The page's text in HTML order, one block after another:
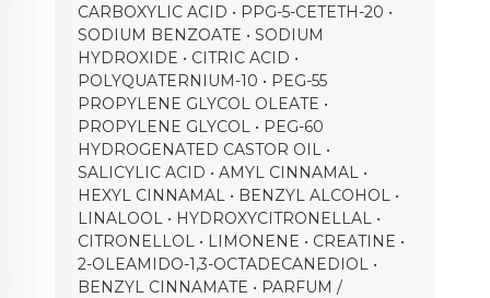
CARBOXYLIC ACID • PPG-5-CETETH-20 •
SODIUM BENZOATE • SODIUM
HYDROXIDE • CITRIC ACID •
POLYQUATERNIUM-10 • PEG-55
PROPYLENE GLYCOL OLEATE •
PROPYLENE GLYCOL • PEG-60
HYDROGENATED CASTOR OIL •
SALICYLIC ACID • AMYL CINNAMAL •
HEXYL CINNAMAL • BENZYL ALCOHOL •
LINALOOL • HYDROXYCITRONELLAL •
CITRONELLOL • LIMONENE • CREATINE •
2-OLEAMIDO-1,3-OCTADECANEDIOL •
BENZYL CINNAMATE • PARFUM /